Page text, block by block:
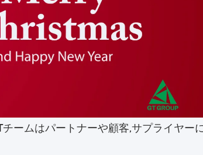
チームはパートナーや顧客,サプライヤ